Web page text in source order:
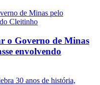
o Governo de Minas
envolvendo